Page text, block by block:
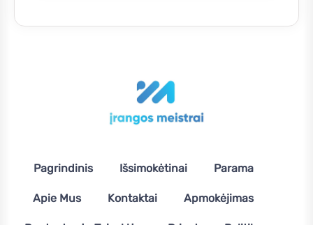
Pagrindinis Išsimokėtinai Parama
Apie Mus Kontaktai Apmokėjimas